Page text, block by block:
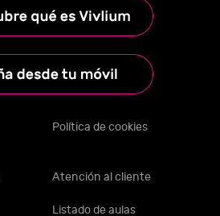
Política de cookies
Atención al cliente
Listado de aulas